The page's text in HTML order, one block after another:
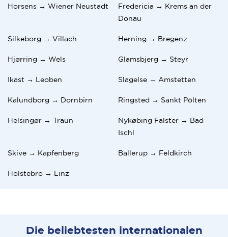
Horsens → Wiener Neustadt
Fredericia → Krems an der
Donau
Silkeborg → Villach Herning → Bregenz
Hjørring → Wels Glamsbjerg → Steyr
Ikast → Leoben Slagelse → Amstetten
Kalundborg → Dornbirn Ringsted → Sankt Pölten
Helsingør → Traun
Nykøbing Falster → Bad
Ischl
Skive → Kapfenberg Ballerup → Feldkirch
Holstebro → Linz
Die beliebtesten internationalen